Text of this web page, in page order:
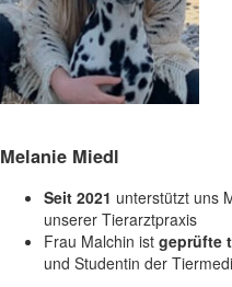
Melanie Miedl
Seit 2021 unterstützt uns
unserer Tierarztpraxis
Frau Malchin ist geprüfte
und Studentin der